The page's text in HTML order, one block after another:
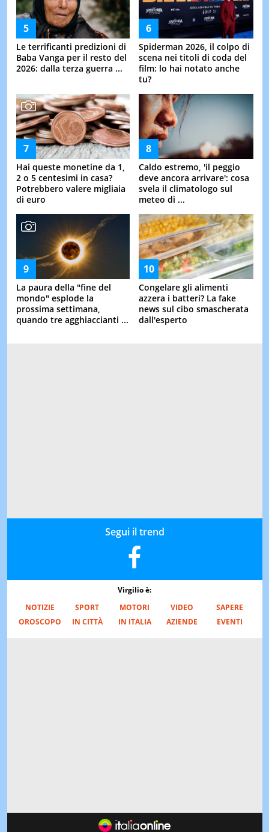
Le terrificanti predizioni di
Baba Vanga per il resto del
2026: dalla terza guerra ...
Spiderman 2026, il colpo di
scena nei titoli di coda del
film: lo hai notato anche
tu?
Hai queste monetine da 1,
2 o 5 centesimi in casa?
Potrebbero valere migliaia
di euro
Caldo estremo, 'il peggio
deve ancora arrivare': cosa
svela il climatologo sul
meteo di ...
La paura della "fine del
mondo" esplode la
prossima settimana,
quando tre agghiaccianti ...
Congelare gli alimenti
azzera i batteri? La fake
news sul cibo smascherata
dall'esperto
Segui il trend
Virgilio è:
NOTIZIE
SPORT MOTORI VIDEO
SAPERE
OROSCOPO
IN CITTÀ IN ITALIA AZIENDE EVENTI